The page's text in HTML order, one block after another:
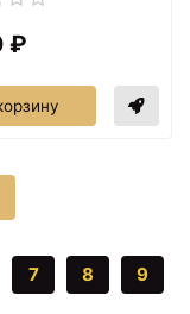
₽
7 8 9